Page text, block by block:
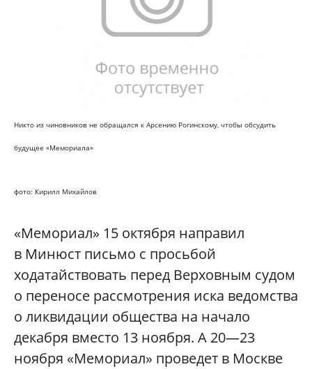
Никто из чиновников не обращался к Арсению Рогинскому, чтобы обсудить
будущее «Мемориала»
фото: Кирилл Михайлов
«Мемориал» 15 октября направил
в Минюст письмо с просьбой
ходатайствовать перед Верховным судом
о переносе рассмотрения иска ведомства
о ликвидации общества на начало
декабря вместо 13 ноября. А 20—23
ноября «Мемориал» проведет в Москве